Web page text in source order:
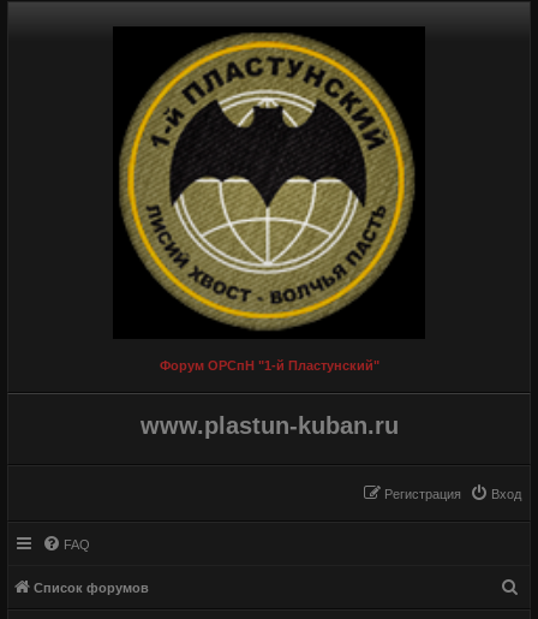
Форум ОРСпН "1-й Пластунский"
www.plastun-kuban.ru
Вход
Регистрация
FAQ
Список форумов